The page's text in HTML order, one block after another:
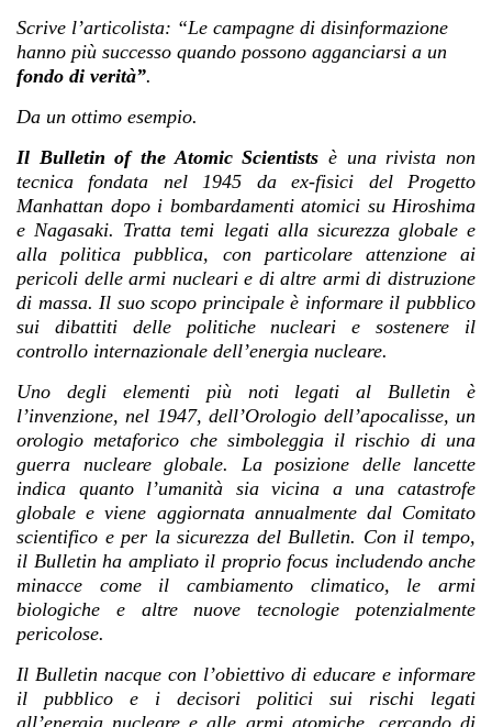
Scrive l’articolista: “Le campagne di disinformazione
hanno più successo quando possono agganciarsi a un
fondo di verità”.
Da un ottimo esempio.
Il Bulletin of the Atomic Scientists è una rivista non
tecnica fondata nel 1945 da ex-fisici del Progetto
Manhattan dopo i bombardamenti atomici su Hiroshima
e Nagasaki. Tratta temi legati alla sicurezza globale e
alla politica pubblica, con particolare attenzione ai
pericoli delle armi nucleari e di altre armi di distruzione
di massa. Il suo scopo principale è informare il pubblico
sui dibattiti delle politiche nucleari e sostenere il
controllo internazionale dell’energia nucleare.
Uno degli elementi più noti legati al Bulletin è
l’invenzione, nel 1947, dell’Orologio dell’apocalisse, un
orologio metaforico che simboleggia il rischio di una
guerra nucleare globale. La posizione delle lancette
indica quanto l’umanità sia vicina a una catastrofe
globale e viene aggiornata annualmente dal Comitato
scientifico e per la sicurezza del Bulletin. Con il tempo,
il Bulletin ha ampliato il proprio focus includendo anche
minacce come il cambiamento climatico, le armi
biologiche e altre nuove tecnologie potenzialmente
pericolose.
Il Bulletin nacque con l’obiettivo di educare e informare
il pubblico e i decisori politici sui rischi legati